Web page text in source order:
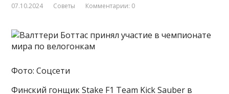
07.10.2024 Советы Комментарии: 0
Фото: Соцсети
Финский гонщик Stake F1 Team Kick Sauber в